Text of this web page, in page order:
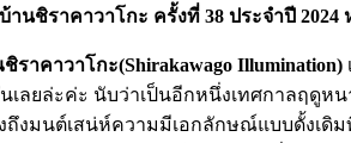
นชิราคาวาโกะ ครั้งที่ 38 ประจำปี 2024
ราคาวาโกะ(Shirakawago Illumination)
เลยล่ะค่ะ นับว่าเป็นอีกหนึ่งเทศกาลฤ
ถึงมนต์เสน่ห์ความมีเอกลักษณ์แบบดั้งเ